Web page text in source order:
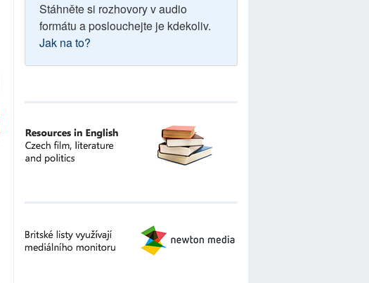
Stáhněte si rozhovory v audio
formátu a poslouchejte je kdekoliv.
Jak na to?